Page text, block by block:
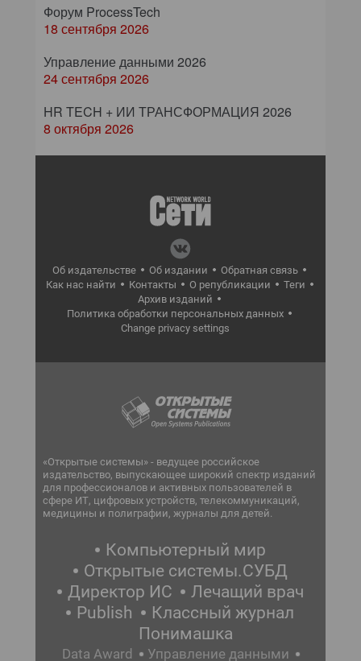
Форум ProcessTech
18 сентября 2026
Управление данными 2026
24 сентября 2026
HR TECH + ИИ ТРАНСФОРМАЦИЯ 2026
8 октября 2026
Об издательстве Об издании
Обратная связь
Как нас найти
Контакты О републикации
Теги
Архив изданий
Политика обработки персональных данных
Change privacy settings
«Открытые системы» - ведущее российское
издательство, выпускающее широкий спектр изданий
для профессионалов и активных пользователей в
сфере ИТ, цифровых устройств, телекоммуникаций,
медицины и полиграфии, журналы для детей.
Компьютерный мир
Открытые системы.СУБД
Директор ИС
Лечащий врач
Publish
Классный журнал
Понимашка
Data Award Управление данными